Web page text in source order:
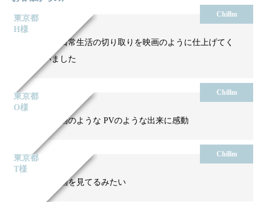
東京都
H様
Chillm
いつもの日常生活の切り取りを映画のように仕上げてく
ださいました
東京都
O様
Chillm
本当に映画のような PVのような出来に感動
東京都
T様
Chillm
上質な映画を見てるみたい